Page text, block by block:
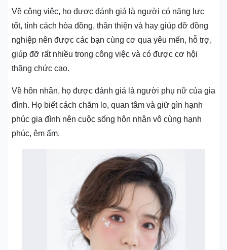
Về công việc, họ được đánh giá là người có năng lực
tốt, tính cách hòa đồng, thân thiện và hay giúp đỡ đồng
nghiệp nên được các bạn cùng cơ qua yêu mến, hỗ trợ,
giúp đỡ rất nhiều trong công việc và có được cơ hội
thăng chức cao.
Về hôn nhân, họ được đánh giá là người phụ nữ của gia
đình. Họ biết cách chăm lo, quan tâm và giữ gìn hạnh
phúc gia đình nên cuộc sống hôn nhân vô cùng hạnh
phúc, êm ấm.